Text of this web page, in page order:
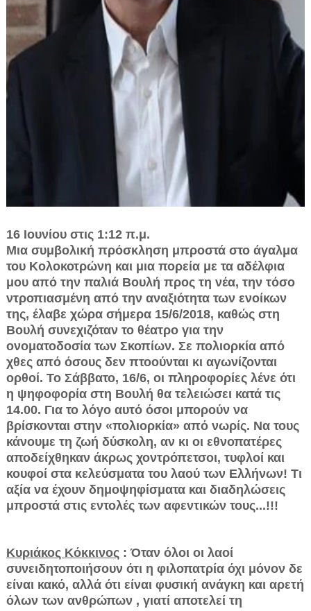
16 Ιουνίου στις 1:12 π.μ.
Μια συμβολική πρόσκληση μπροστά στο άγαλμα
του Κολοκοτρώνη και μια πορεία με τα αδέλφια
μου από την παλιά Βουλή προς τη νέα, την τόσο
ντροπιασμένη από την αναξιότητα των ενοίκων
της, έλαβε χώρα σήμερα 15/6/2018, καθώς στη
Βουλή συνεχιζόταν το θέατρο για την
ονοματοδοσία των Σκοπίων. Σε πολιορκία από
χθες από όσους δεν πτοούνται κι αγωνίζονται
ορθοί. Το Σάββατο, 16/6, οι πληροφορίες λένε ότι
η ψηφοφορία στη Βουλή θα τελειώσει κατά τις
14.00. Για το λόγο αυτό όσοι μπορούν να
βρίσκονται στην «πολιορκία» από νωρίς. Να τους
κάνουμε τη ζωή δύσκολη, αν κι οι εθνοπατέρες
αποδείχθηκαν άκρως χοντρόπετσοι, τυφλοί και
κουφοί στα κελεύσματα του λαού των Ελλήνων! Τι
αξία να έχουν δημοψηφίσματα και διαδηλώσεις
μπροστά στις εντολές των αφεντικών τους...!!!
Κυριάκος Κόκκινος: Όταν όλοι οι λαοί
συνειδητοποιήσουν ότι η φιλοπατρία όχι μόνον δε
είναι κακό, αλλά ότι είναι φυσική ανάγκη και αρετή
όλων των ανθρώπων , γιατί αποτελεί τη